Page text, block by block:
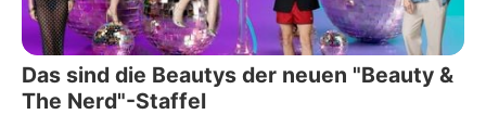
Das sind die Beautys der neuen "Beauty &
The Nerd"-Staffel